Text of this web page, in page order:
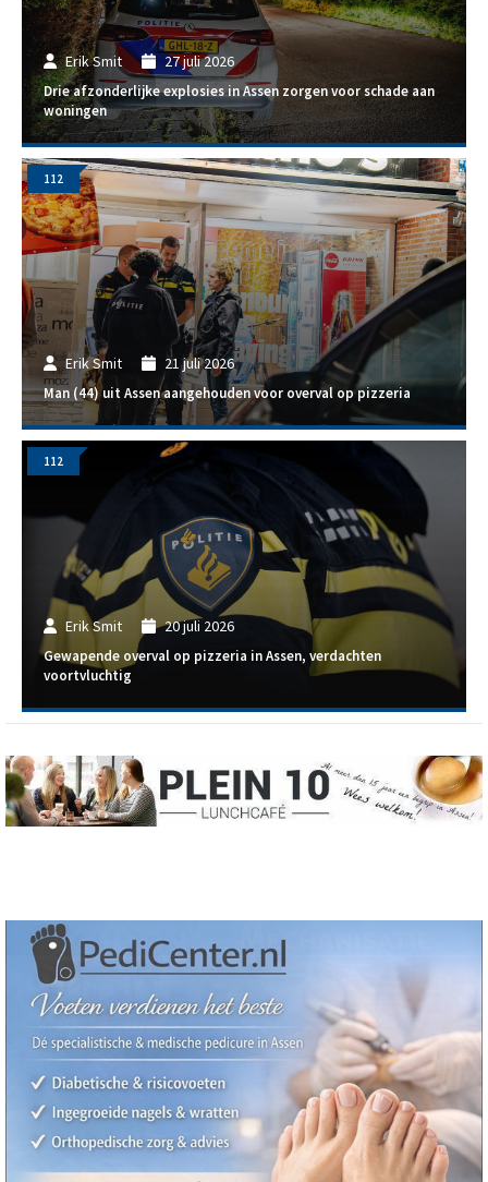
Erik Smit 27 juli 2026
Drie afzonderlijke explosies in Assen zorgen voor schade aan
woningen
Erik Smit 21 juli 2026
Man (44) uit Assen aangehouden voor overval op pizzeria
112
Erik Smit 20 juli 2026
Gewapende overval op pizzeria in Assen, verdachten
voortvluchtig
112